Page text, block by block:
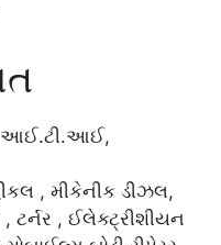
આઈ.ટી.આઈ,
, મીકેનીક ડીઝલ,
ટર્નર , ઈલેક્ટ્રીશીયન